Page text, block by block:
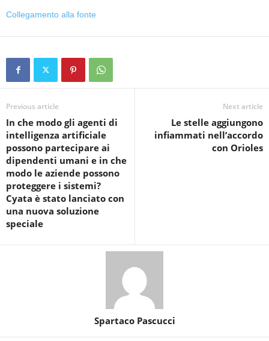
Collegamento alla fonte
Previous article
In che modo gli agenti di
intelligenza artificiale
possono partecipare ai
dipendenti umani e in che
modo le aziende possono
proteggere i sistemi?
Cyata è stato lanciato con
una nuova soluzione
speciale
Next article
Le stelle aggiungono
infiammati nell’accordo
con Orioles
Spartaco Pascucci